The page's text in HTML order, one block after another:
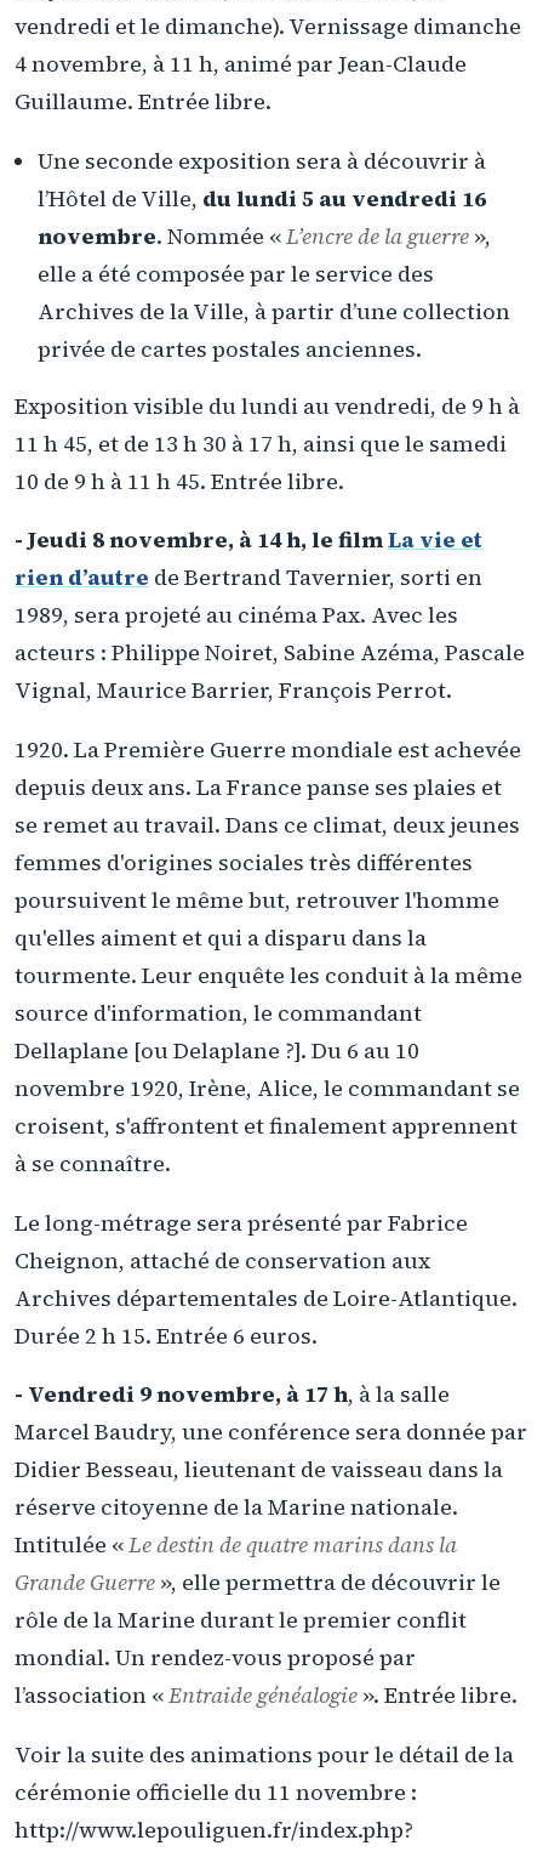
vendredi et le dimanche). Vernissage dimanche
4 novembre, à 11 h, animé par Jean-Claude
Guillaume. Entrée libre.
Une seconde exposition sera à découvrir à
l’Hôtel de Ville, du lundi 5 au vendredi 16
novembre. Nommée «L’encre de la guerre »,
elle a été composée par le service des
Archives de la Ville, à partir d’une collection
privée de cartes postales anciennes.
Exposition visible du lundi au vendredi, de 9 h à
11 h 45, et de 13 h 30 à 17 h, ainsi que le samedi
10 de 9 h à 11 h 45. Entrée libre.
- Jeudi 8 novembre, à 14 h, le filmLa vie et
rien d’autre de Bertrand Tavernier, sorti en
1989, sera projeté au cinéma Pax. Avec les
acteurs : Philippe Noiret, Sabine Azéma, Pascale
Vignal, Maurice Barrier, François Perrot.
1920. La Première Guerre mondiale est achevée
depuis deux ans. La France panse ses plaies et
se remet au travail. Dans ce climat, deux jeunes
femmes d'origines sociales très différentes
poursuivent le même but, retrouver l'homme
qu'elles aiment et qui a disparu dans la
tourmente. Leur enquête les conduit à la même
source d'information, le commandant
Dellaplane [ou Delaplane ?]. Du 6 au 10
novembre 1920, Irène, Alice, le commandant se
croisent, s'affrontent et finalement apprennent
à se connaître.
Le long-métrage sera présenté par Fabrice
Cheignon, attaché de conservation aux
Archives départementales de Loire-Atlantique.
Durée 2 h 15. Entrée 6 euros.
- Vendredi 9 novembre, à 17 h, à la salle
Marcel Baudry, une conférence sera donnée par
Didier Besseau, lieutenant de vaisseau dans la
réserve citoyenne de la Marine nationale.
Intitulée «Le destin de quatre marins dans la
Grande Guerre », elle permettra de découvrir le
rôle de la Marine durant le premier conflit
mondial. Un rendez-vous proposé par
l’association «Entraide généalogie ». Entrée libre.
Voir la suite des animations pour le détail de la
cérémonie officielle du 11 novembre :
http://www.lepouliguen.fr/index.php?